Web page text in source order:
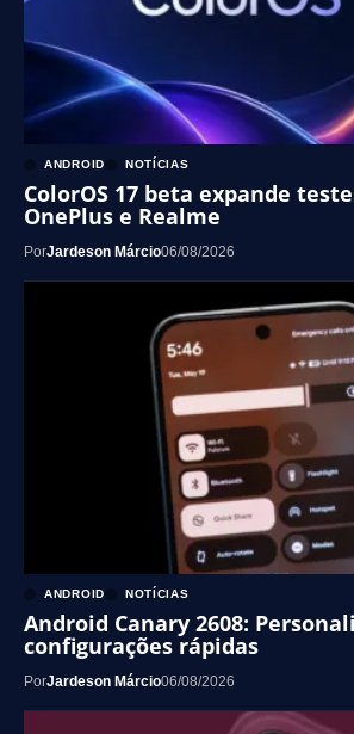
ANDROID NOTÍCIAS
ColorOS 17 beta expande
OnePlus e Realme
PorJardeson Márcio06/08/2026
ANDROID NOTÍCIAS
Android Canary 2608:
configurações rápidas
PorJardeson Márcio06/08/2026